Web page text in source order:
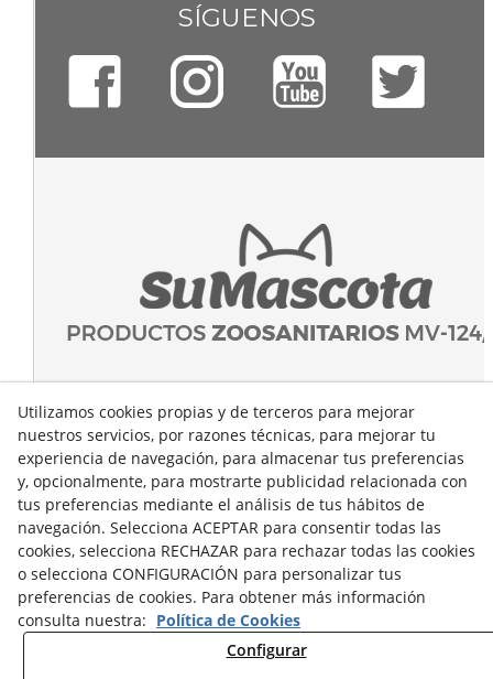
SÍGUENOS
Utilizamos cookies propias y de terceros para mejorar
nuestros servicios, por razones técnicas, para mejorar tu
experiencia de navegación, para almacenar tus preferencias
y, opcionalmente, para mostrarte publicidad relacionada con
tus preferencias mediante el análisis de tus hábitos de
navegación. Selecciona ACEPTAR para consentir todas las
cookies, selecciona RECHAZAR para rechazar todas las cookies
o selecciona CONFIGURACIÓN para personalizar tus
preferencias de cookies. Para obtener más información
consulta nuestra: Política de Cookies
Configurar